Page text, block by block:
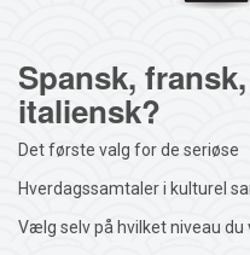
Spansk,
italiensk?
Det første valg for de seriøse
Hverdagssamtaler i kulturel
Vælg selv på hvilket niveau du